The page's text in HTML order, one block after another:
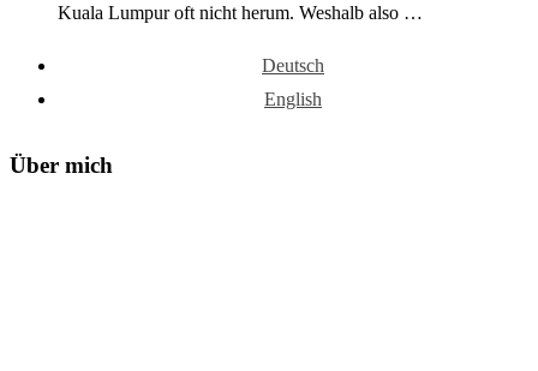
Kuala Lumpur oft nicht herum. Weshalb also …
Deutsch
English
Über mich